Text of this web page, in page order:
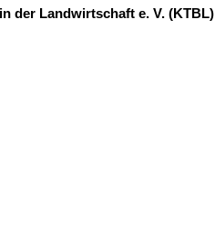
der Landwirtschaft e. V. (KTBL)